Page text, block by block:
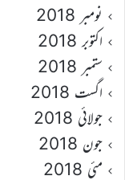
نومبر 2018
اکتوبر 2018
ستمبر 2018
اگست 2018
جولائی 2018
جون 2018
مئی 2018